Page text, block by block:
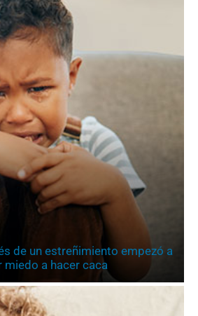
de un estreñimiento empezó a
miedo a hacer caca